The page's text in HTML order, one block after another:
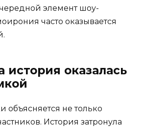
элемент шоу-
часто оказывается
история оказалась
объясняется не только
История затронула